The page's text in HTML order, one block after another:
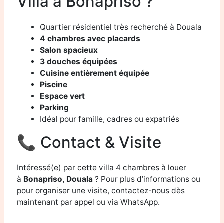
Quartier résidentiel très recherché à Douala
4 chambres avec placards
Salon spacieux
3 douches équipées
Cuisine entièrement équipée
Piscine
Espace vert
Parking
Idéal pour famille, cadres ou expatriés
📞 Contact & Visite
Intéressé(e) par cette villa 4 chambres à louer
à Bonapriso, Douala? Pour plus d’informations ou
pour organiser une visite, contactez-nous dès
maintenant par appel ou via WhatsApp.